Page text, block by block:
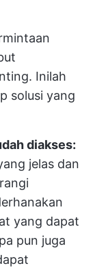
Inilah
solusi yang
diakses:
jelas dan
yang dapat
pun juga